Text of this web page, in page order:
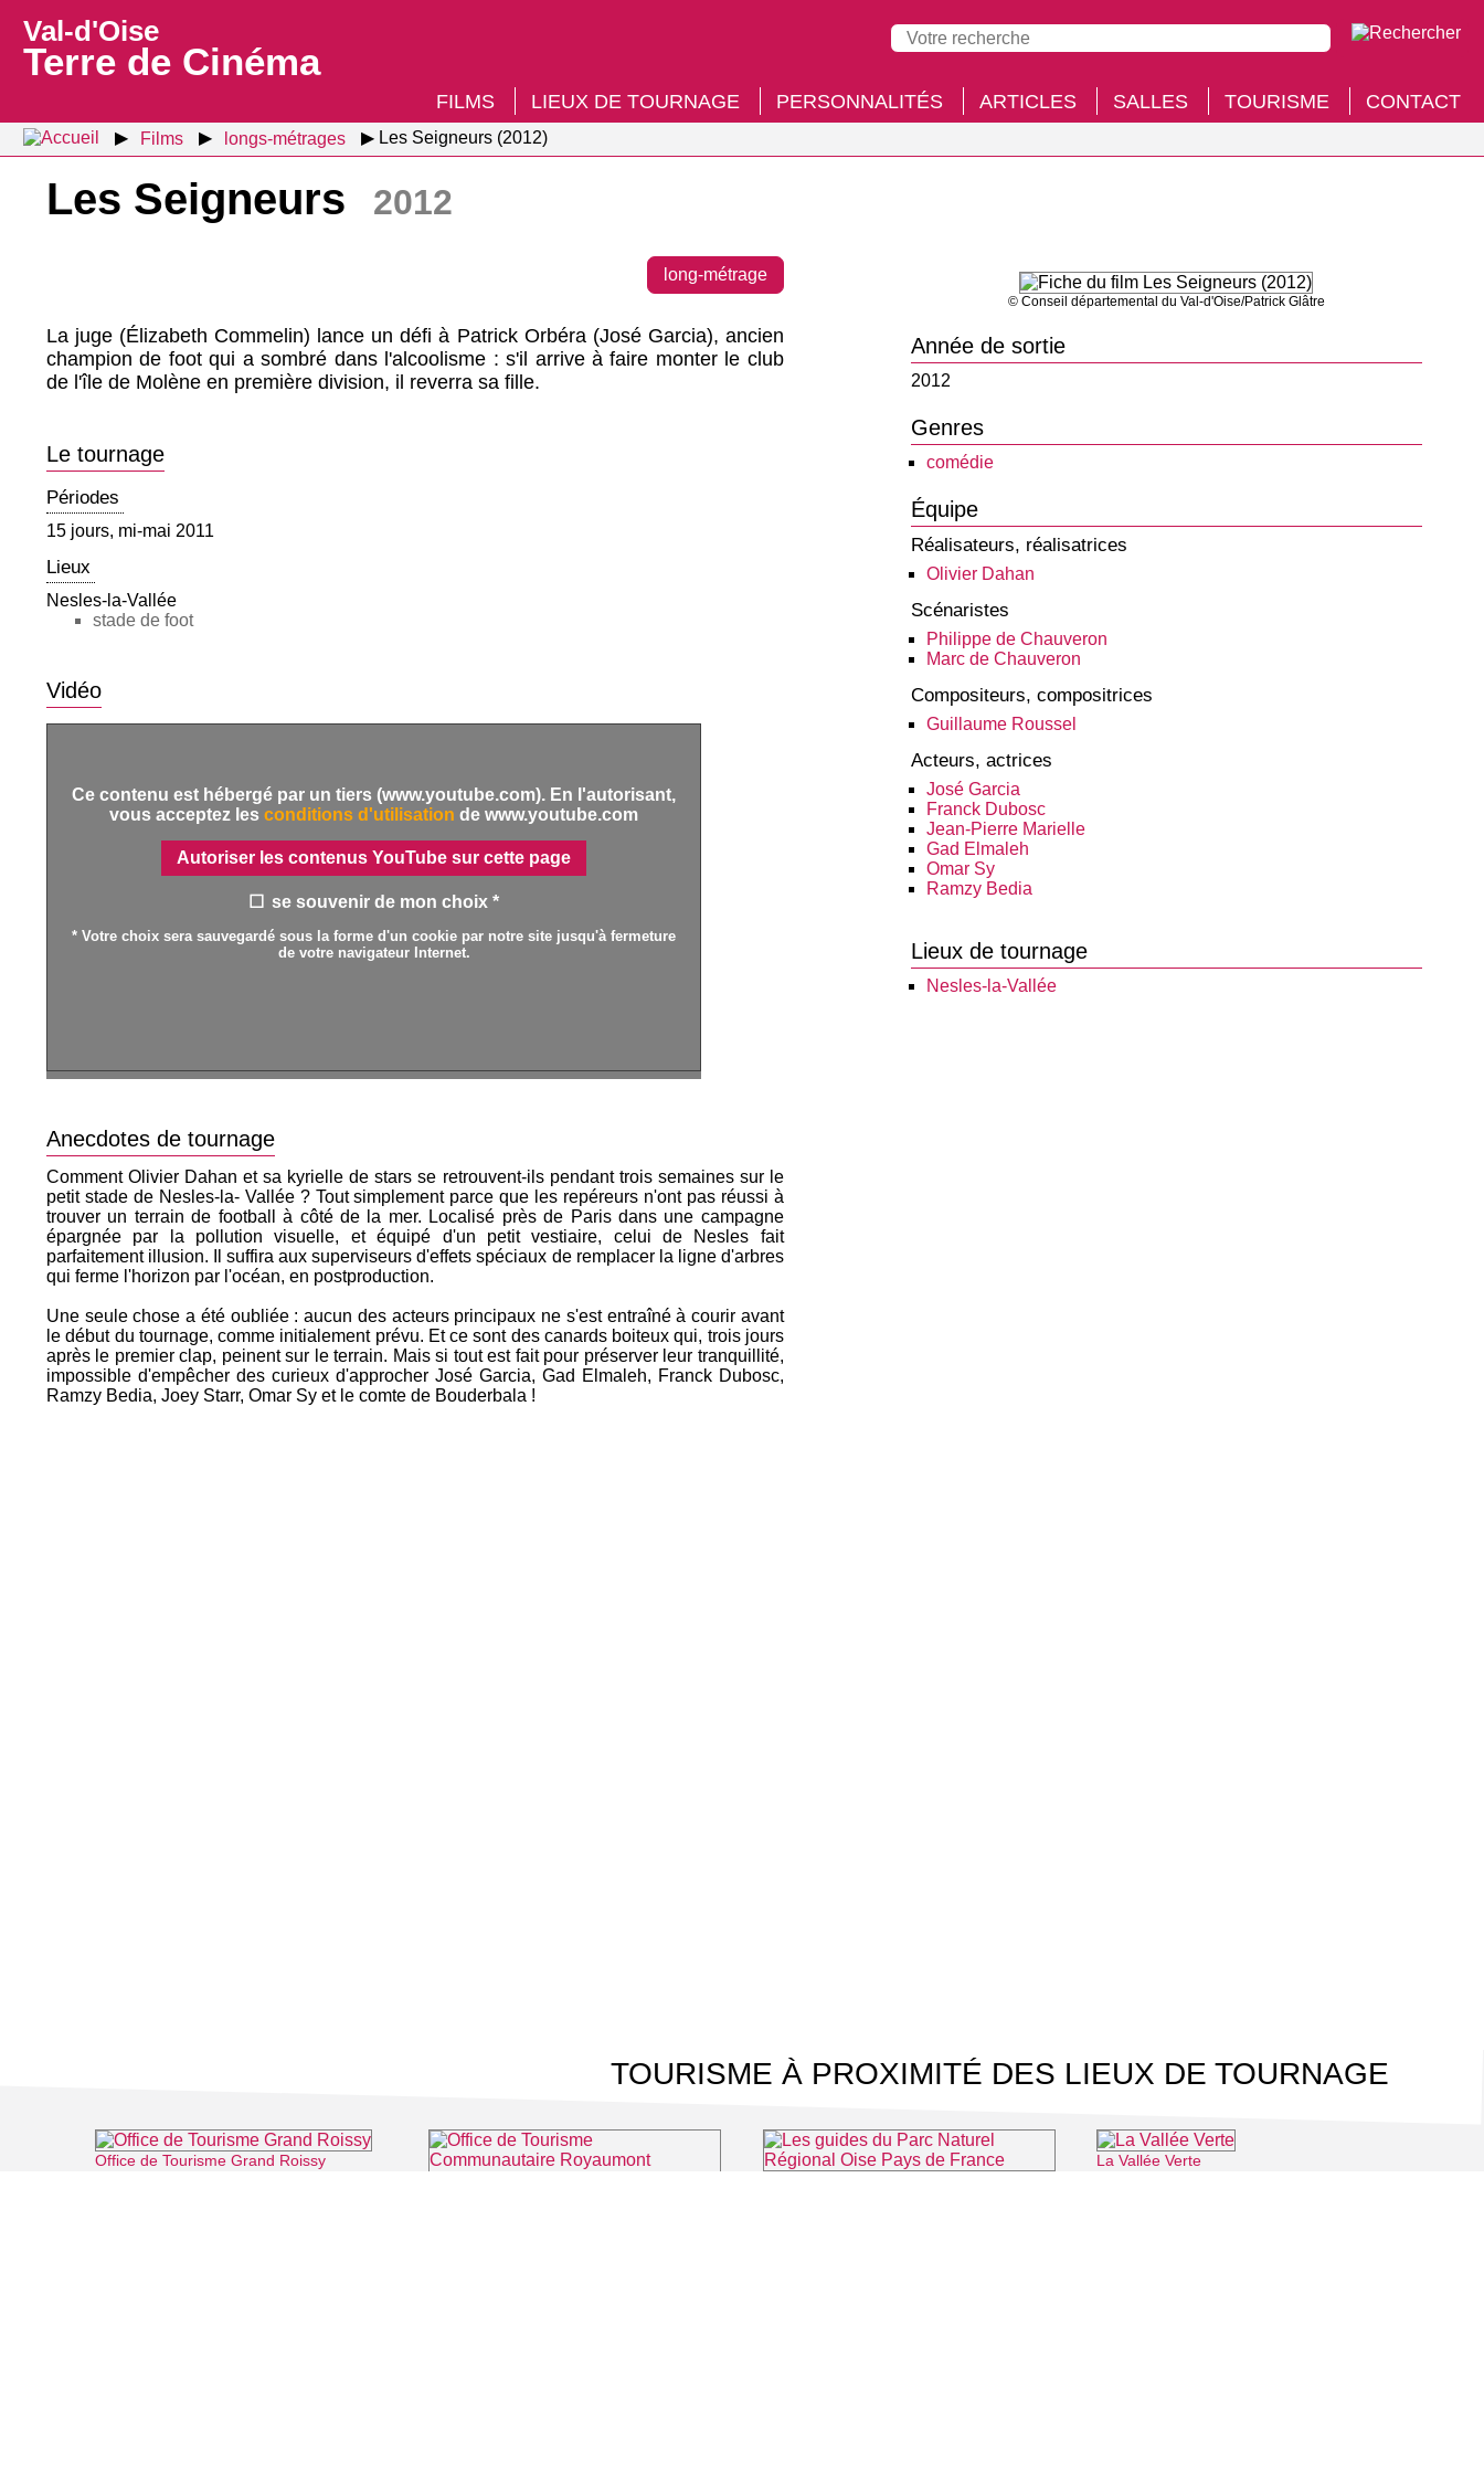
Val-d'Oise
Terre de Cinéma
FILMS LIEUX DE TOURNAGE PERSONNALITÉS ARTICLES SALLES TOURISME CONTACT
Films longs-métrages Les Seigneurs (2012)
Les Seigneurs 2012
long-métrage
La juge (Élizabeth Commelin) lance un défi à Patrick Orbéra (José Garcia), ancien
champion de foot qui a sombré dans l'alcoolisme : s'il arrive à faire monter le club
de l'île de Molène en première division, il reverra sa fille.
Le tournage
Périodes
15 jours, mi-mai 2011
Lieux
Nesles-la-Vallée
stade de foot
Vidéo
Ce contenu est hébergé par un tiers (www.youtube.com). En l'autorisant,
vous acceptez les conditions d'utilisation de www.youtube.com
Autoriser les contenus YouTube sur cette page
se souvenir de mon choix *
* Votre choix sera sauvegardé sous la forme d'un cookie par notre site jusqu'à fermeture
de votre navigateur Internet.
Anecdotes de tournage
Comment Olivier Dahan et sa kyrielle de stars se retrouvent-ils pendant trois semaines sur le
petit stade de Nesles-la- Vallée ? Tout simplement parce que les repéreurs n'ont pas réussi à
trouver un terrain de football à côté de la mer. Localisé près de Paris dans une campagne
épargnée par la pollution visuelle, et équipé d'un petit vestiaire, celui de Nesles fait
parfaitement illusion. Il suffira aux superviseurs d'effets spéciaux de remplacer la ligne d'arbres
qui ferme l'horizon par l'océan, en postproduction.
Une seule chose a été oubliée : aucun des acteurs principaux ne s'est entraîné à courir avant
le début du tournage, comme initialement prévu. Et ce sont des canards boiteux qui, trois jours
après le premier clap, peinent sur le terrain. Mais si tout est fait pour préserver leur tranquillité,
impossible d'empêcher des curieux d'approcher José Garcia, Gad Elmaleh, Franck Dubosc,
Ramzy Bedia, Joey Starr, Omar Sy et le comte de Bouderbala !
© Conseil départemental du Val-d'Oise/Patrick Glâtre
Année de sortie
2012
Genres
comédie
Équipe
Réalisateurs, réalisatrices
Olivier Dahan
Scénaristes
Philippe de Chauveron
Marc de Chauveron
Compositeurs, compositrices
Guillaume Roussel
Acteurs, actrices
José Garcia
Franck Dubosc
Jean-Pierre Marielle
Gad Elmaleh
Omar Sy
Ramzy Bedia
Lieux de tournage
Nesles-la-Vallée
TOURISME À PROXIMITÉ DES LIEUX DE TOURNAGE
Office de Tourisme Grand Roissy
La Vallée Verte